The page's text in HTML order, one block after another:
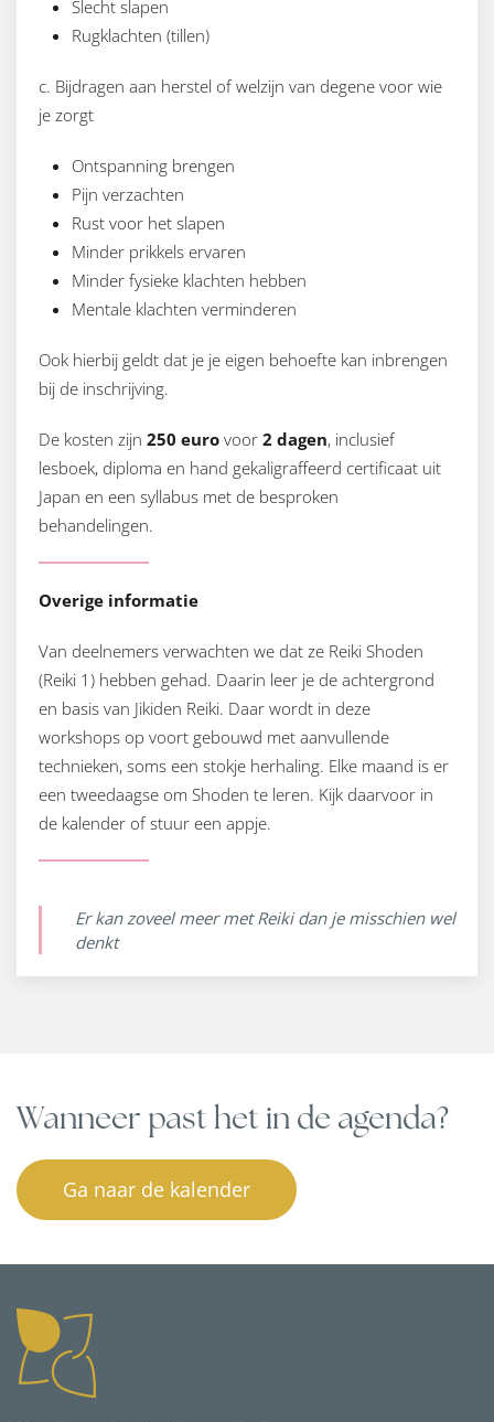
Slecht slapen
Rugklachten (tillen)
c. Bijdragen aan herstel of welzijn van degene voor wie
je zorgt
Ontspanning brengen
Pijn verzachten
Rust voor het slapen
Minder prikkels ervaren
Minder fysieke klachten hebben
Mentale klachten verminderen
Ook hierbij geldt dat je je eigen behoefte kan inbrengen
bij de inschrijving.
De kosten zijn 250 euro voor 2 dagen, inclusief
lesboek, diploma en hand gekaligraffeerd certificaat uit
Japan en een syllabus met de besproken
behandelingen.
Overige informatie
Van deelnemers verwachten we dat ze Reiki Shoden
(Reiki 1) hebben gehad. Daarin leer je de achtergrond
en basis van Jikiden Reiki. Daar wordt in deze
workshops op voort gebouwd met aanvullende
technieken, soms een stokje herhaling. Elke maand is er
een tweedaagse om Shoden te leren. Kijk daarvoor in
de kalender of stuur een appje.
Er kan zoveel meer met Reiki dan je misschien wel
denkt
Wanneer past het in de agenda?
Ga naar de kalender